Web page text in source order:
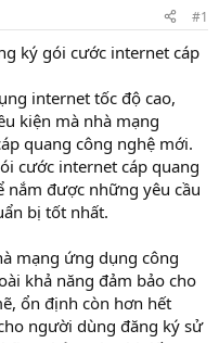
#1
ký gói cước internet cáp
internet tốc độ cao,
kiện mà nhà mạng
quang công nghệ mới.
cước internet cáp quang
nắm được những yêu cầu
bị tốt nhất.
mạng ứng dụng công
khả năng đảm bảo cho
ổn định còn hơn hết
người dùng đăng ký sử